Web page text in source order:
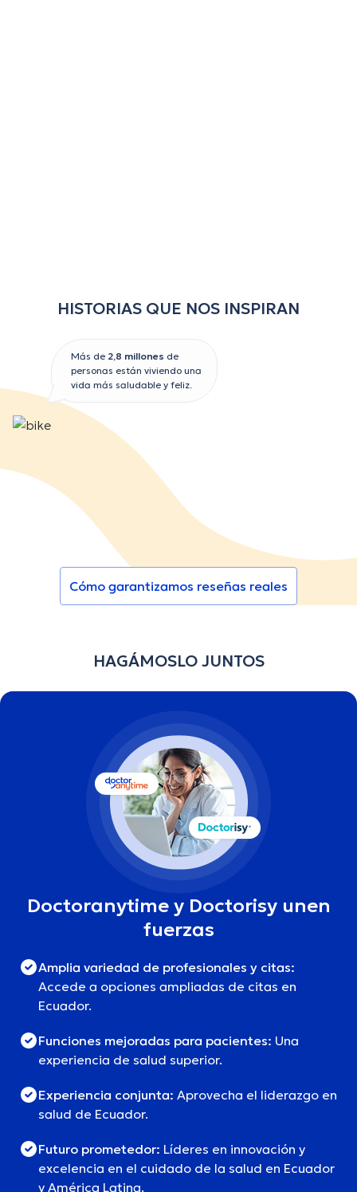
HISTORIAS QUE NOS INSPIRAN
Más de 2,8 millones de
personas están viviendo una
vida más saludable y feliz.
Cómo garantizamos reseñas reales
HAGÁMOSLO JUNTOS
Doctoranytime y Doctorisy unen
fuerzas
Amplia variedad de profesionales y citas:
Accede a opciones ampliadas de citas en
Ecuador.
Funciones mejoradas para pacientes: Una
experiencia de salud superior.
Experiencia conjunta: Aprovecha el liderazgo en
salud de Ecuador.
Futuro prometedor: Líderes en innovación y
excelencia en el cuidado de la salud en Ecuador
y América Latina.